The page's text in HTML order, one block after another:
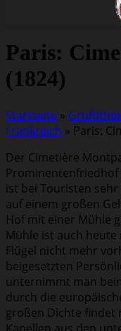
Paris:
(1824)
Startseite »
Frankreich » Paris:
Der Cimetière
Prominentenfriedhof
ist bei Touristen
auf einem großen
Hof mit einer Mühle
Mühle ist auch heute
Flügel nicht mehr
beigesetzten
unternimmt man
durch die
großen Dichte findet